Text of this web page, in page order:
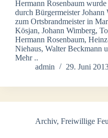
Hermann Rosenbaum
durch Bürgermeister Johann
zum Ortsbrandmeister in
Kösjan, Johann Wimberg,
Hermann Rosenbaum,
Niehaus, Walter Beckmann
Mehr ..
admin
29. Juni
Archiv, Freiwillige